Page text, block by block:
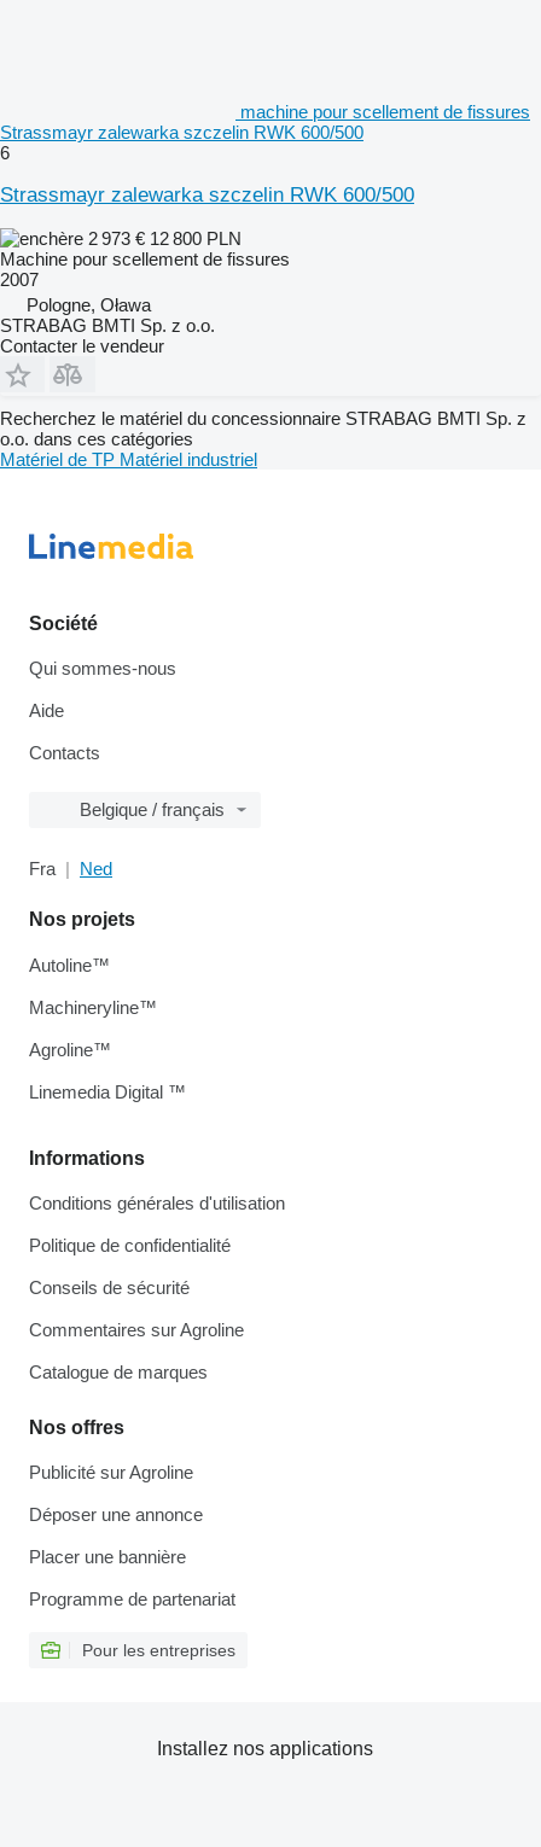
machine pour scellement de fissures
Strassmayr zalewarka szczelin RWK 600/500
6
Strassmayr zalewarka szczelin RWK 600/500
2 973 € 12 800 PLN
Machine pour scellement de fissures
2007
Pologne, Oława
STRABAG BMTI Sp. z o.o.
Contacter le vendeur
Recherchez le matériel du concessionnaire STRABAG BMTI Sp. z
o.o. dans ces catégories
Matériel de TP Matériel industriel
Société
Qui sommes-nous
Aide
Contacts
Belgique / français
Fra Ned
Informations
Conditions générales d'utilisation
Politique de confidentialité
Conseils de sécurité
Commentaires sur Agroline
Catalogue de marques
Nos offres
Publicité sur Agroline
Déposer une annonce
Placer une bannière
Programme de partenariat
Pour les entreprises
Nos projets
Autoline™
Machineryline™
Agroline™
Linemedia Digital ™
Installez nos applications